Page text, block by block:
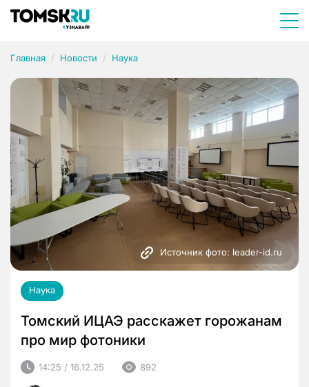
Главная Новости Наука
Источник фото: leader-id.ru
Наука
Томский ИЦАЭ расскажет горожанам
про мир фотоники
14:25 / 16.12.25 892